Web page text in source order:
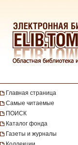
Главная страница
Самые читаемые
ПОИСК
Каталог фонда
Газеты и журналы